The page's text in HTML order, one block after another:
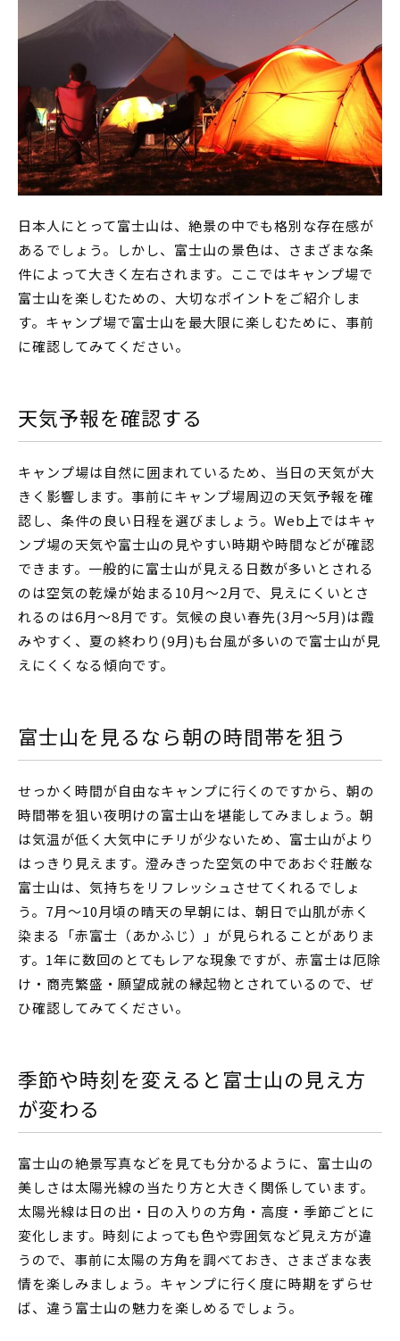
日本人にとって富士山は、絶景の中でも格別な存在感が
あるでしょう。しかし、富士山の景色は、さまざまな条
件によって大きく左右されます。ここではキャンプ場で
富士山を楽しむための、大切なポイントをご紹介しま
す。キャンプ場で富士山を最大限に楽しむために、事前
に確認してみてください。
天気予報を確認する
キャンプ場は自然に囲まれているため、当日の天気が大
きく影響します。事前にキャンプ場周辺の天気予報を確
認し、条件の良い日程を選びましょう。Web上ではキャ
ンプ場の天気や富士山の見やすい時期や時間などが確認
できます。一般的に富士山が見える日数が多いとされる
のは空気の乾燥が始まる10月～2月で、見えにくいとさ
れるのは6月～8月です。気候の良い春先(3月～5月)は霞
みやすく、夏の終わり(9月)も台風が多いので富士山が見
えにくくなる傾向です。
富士山を見るなら朝の時間帯を狙う
せっかく時間が自由なキャンプに行くのですから、朝の
時間帯を狙い夜明けの富士山を堪能してみましょう。朝
は気温が低く大気中にチリが少ないため、富士山がより
はっきり見えます。澄みきった空気の中であおぐ荘厳な
富士山は、気持ちをリフレッシュさせてくれるでしょ
う。7月～10月頃の晴天の早朝には、朝日で山肌が赤く
染まる「赤富士（あかふじ）」が見られることがありま
す。1年に数回のとてもレアな現象ですが、赤富士は厄除
け・商売繁盛・願望成就の縁起物とされているので、ぜ
ひ確認してみてください。
季節や時刻を変えると富士山の見え方
が変わる
富士山の絶景写真などを見ても分かるように、富士山の
美しさは太陽光線の当たり方と大きく関係しています。
太陽光線は日の出・日の入りの方角・高度・季節ごとに
変化します。時刻によっても色や雰囲気など見え方が違
うので、事前に太陽の方角を調べておき、さまざまな表
情を楽しみましょう。キャンプに行く度に時期をずらせ
ば、違う富士山の魅力を楽しめるでしょう。